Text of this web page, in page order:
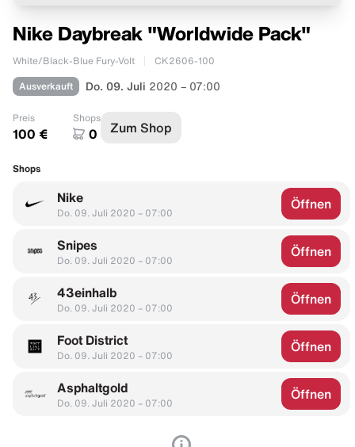
Nike Daybreak "Worldwide Pack"
White/Black-Blue Fury-Volt CK2606-100
Ausverkauft Do. 09. Juli 2020 – 07:00
Preis
100 €
Shops
0 Zum Shop
Shops
Nike
Do. 09. Juli 2020 – 07:00
Öffnen
Snipes
Do. 09. Juli 2020 – 07:00
Öffnen
43einhalb
Do. 09. Juli 2020 – 07:00
Öffnen
Foot District
Do. 09. Juli 2020 – 07:00
Öffnen
Asphaltgold
Do. 09. Juli 2020 – 07:00
Öffnen